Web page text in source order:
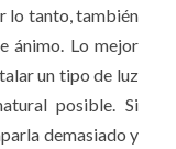
lo tanto, también
ánimo. Lo mejor
un tipo de luz
posible. Si
demasiado y